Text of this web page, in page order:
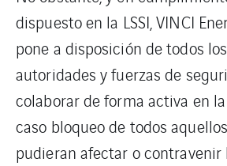
dispuesto en la LSSI, VINCI
pone a disposición de todos los
autoridades y fuerzas de
colaborar de forma activa en
caso bloqueo de todos
pudieran afectar o contravenir